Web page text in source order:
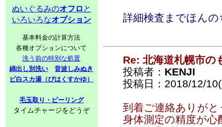
ぬいぐるみのオフロ と
いろいろなオプション
基本料金の計算方法
各種オプションについて
洗う前の特別な処置
綿出し別洗い
音波しみぬき
ビ白スカ湯（びはくすかゆ）
毛玉取り・ピーリング
タイムチャージをどうぞ
詳細検査までほん
Re: 北海道札幌市の
投稿者： KENJI
投稿日：2018/12/
到着ご連絡ありが
身体測定の精度が